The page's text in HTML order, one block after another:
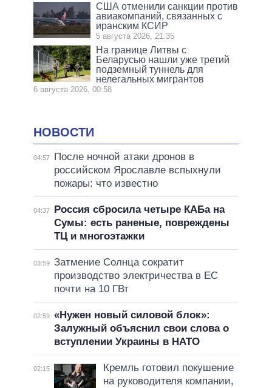
США отменили санкции против
авиакомпаний, связанных с
иранским КСИР
5 августа 2026, 21:35
На границе Литвы с
Беларусью нашли уже третий
подземный туннель для
нелегальных мигрантов
6 августа 2026, 00:58
НОВОСТИ
04:57
После ночной атаки дронов в
российском Ярославле вспыхнули
пожары: что известно
04:37
Россия сбросила четыре КАБа на
Сумы: есть раненые, повреждены
ТЦ и многоэтажки
03:59 Затмение Солнца сократит
производство электричества в ЕС
почти на 10 ГВт
02:59 «Нужен новый силовой блок»:
Залужный объяснил свои слова о
вступлении Украины в НАТО
02:15
Кремль готовил покушение
на руководителя компании,